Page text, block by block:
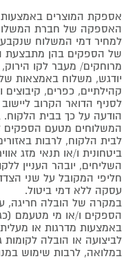
אספקת המוצרים
האספקה של חברת
למחיר דמי המשלוח
של הספקים בהן מתבצעת
מרוחקים/ מעבר לקו
יודגש, משלוח באמצאות
קהילתיים, כפרים,
לסניף הדואר הקרוב
הודעה על כך בבית הלקוח.
המשלוחים מטעם
לבית הלקוח, לרבות
ביטחונית ו/או תנאי מזג
השליחים, יובהר העניין
חליפי המקובל על שני
עסקה ללא דמי ביטול.
במקרה של הובלה חריגה,
הספקים ו/או מי מטעמם
באמצעות מדרגות או
לביצועה או הובלה
במלואה, לרבות שימוש